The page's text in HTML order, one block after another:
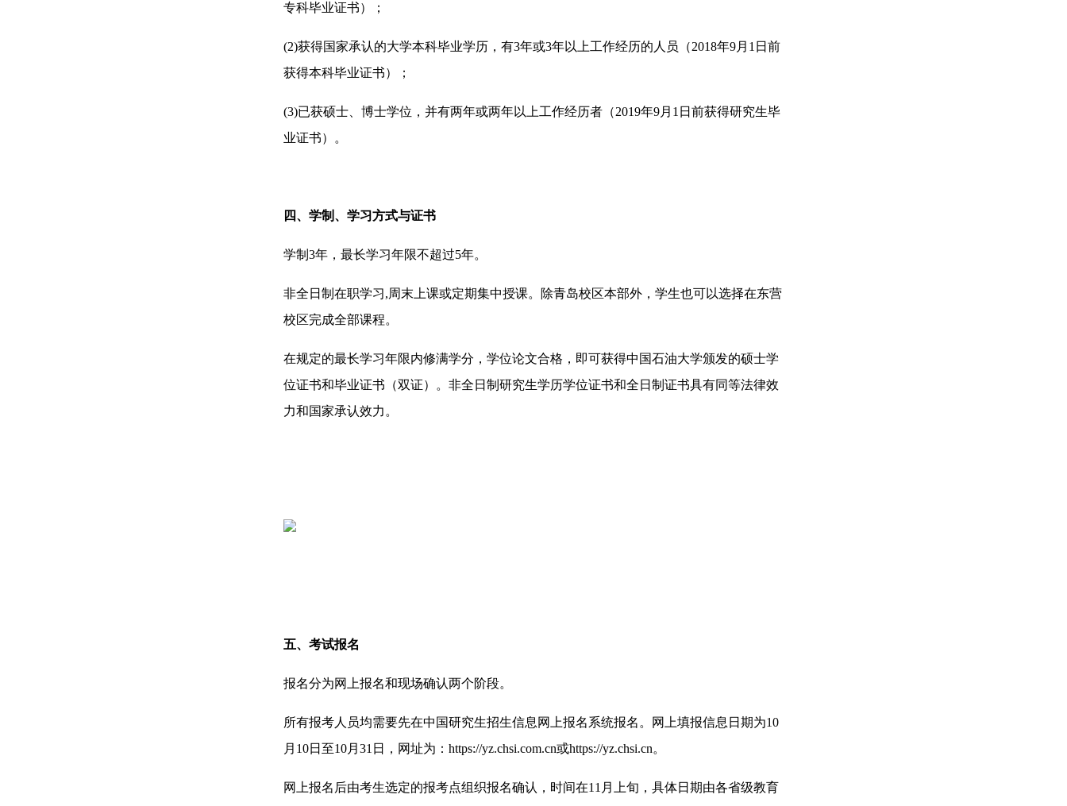
专科毕业证书）；
(2)获得国家承认的大学本科毕业学历，有3年或3年以上工作经历的人员（2018年9月1日前
获得本科毕业证书）；
(3)已获硕士、博士学位，并有两年或两年以上工作经历者（2019年9月1日前获得研究生毕
业证书）。
四、学制、学习方式与证书
学制3年，最长学习年限不超过5年。
非全日制在职学习,周末上课或定期集中授课。除青岛校区本部外，学生也可以选择在东营
校区完成全部课程。
在规定的最长学习年限内修满学分，学位论文合格，即可获得中国石油大学颁发的硕士学
位证书和毕业证书（双证）。非全日制研究生学历学位证书和全日制证书具有同等法律效
力和国家承认效力。
五、考试报名
报名分为网上报名和现场确认两个阶段。
所有报考人员均需要先在中国研究生招生信息网上报名系统报名。网上填报信息日期为10
月10日至10月31日，网址为：https://yz.chsi.com.cn或https://yz.chsi.cn。
网上报名后由考生选定的报考点组织报名确认，时间在11月上旬，具体日期由各省级教育